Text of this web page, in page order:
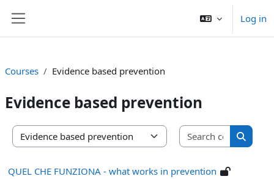
Log in
Courses Evidence based prevention
Evidence based prevention
Course categories
Search
Search
QUEL CHE FUNZIONA - what works in prevention